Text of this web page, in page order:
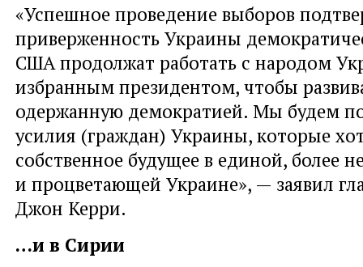
«Успешное проведение выборов
приверженность Украины
США продолжат работать с народом
избранным президентом, чтобы
одержанную демократией. Мы будем
усилия (граждан) Украины, которые
собственное будущее в единой, более
и процветающей Украине», — заявил
Джон Керри.
…и в Сирии